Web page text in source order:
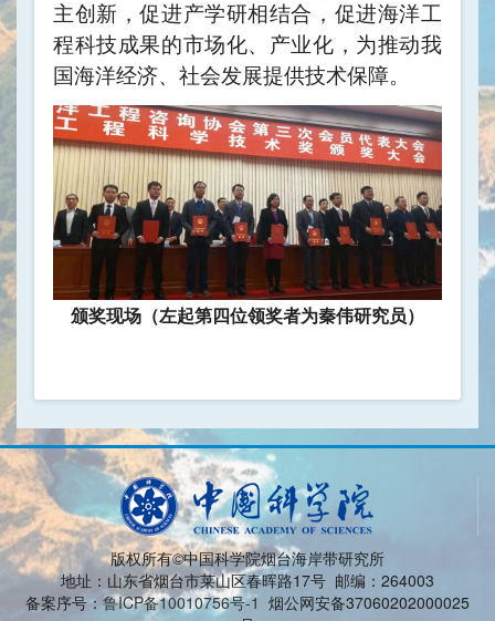
主创新，促进产学研相结合，促进海洋工
程科技成果的市场化、产业化，为推动我
国海洋经济、社会发展提供技术保障。
颁奖现场（左起第四位领奖者为秦伟研究员）
版权所有©中国科学院烟台海岸带研究所
地址：山东省烟台市莱山区春晖路17号 邮编：264003
备案序号： 鲁ICP备10010756号-1 烟公网安备37060202000025